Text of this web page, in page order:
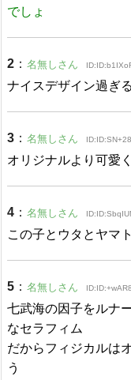
でしょ
2 ： 名無しさん
ナイスデザイン過ぎる
3 ： 名無しさん
オリジナルより可愛
4 ： 名無しさん
この子とウタとヤマ
5 ： 名無しさん
七武海の因子をルナ
なセラフィム
だからフィジカルは
う